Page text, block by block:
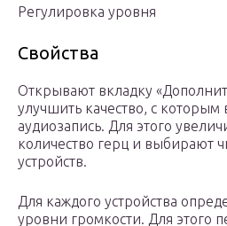
Регулировка уровня
Свойства
Открывают вкладку
улучшить качество, с которым
аудиозапись. Для этого
количество герц и выбирают
устройств.
Для каждого устройства
уровни громкости. Для этого